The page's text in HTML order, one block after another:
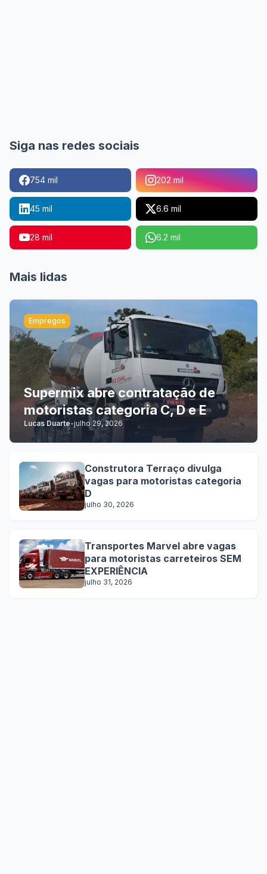
Siga nas redes sociais
754 mil 202 mil
45 mil 6.6 mil
28 mil 6.2 mil
Mais lidas
Empregos
Supermix abre contratação de
motoristas categoria C, D e E
Lucas Duarte-julho 29, 2026
Construtora Terraço divulga
vagas para motoristas categoria
D
julho 30, 2026
Transportes Marvel abre vagas
para motoristas carreteiros SEM
EXPERIÊNCIA
julho 31, 2026